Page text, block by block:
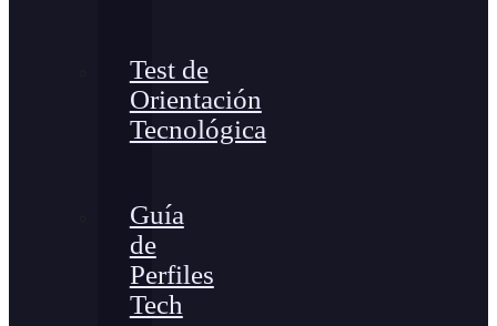
Test de
Orientación
Tecnológica
Guía
de
Perfiles
Tech